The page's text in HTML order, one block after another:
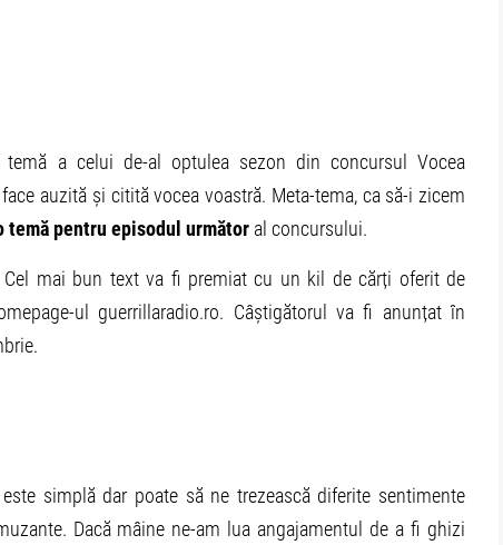
a celui de-al optulea sezon din concursul Vocea
auzită și citită vocea voastră. Meta-tema, ca să-i zicem
temă pentru episodul următor al concursului.
mai bun text va fi premiat cu un kil de cărți oferit de
ul guerrillaradio.ro. Câștigătorul va fi anunțat în
simplă dar poate să ne trezească diferite sentimente
Dacă mâine ne-am lua angajamentul de a fi ghizi